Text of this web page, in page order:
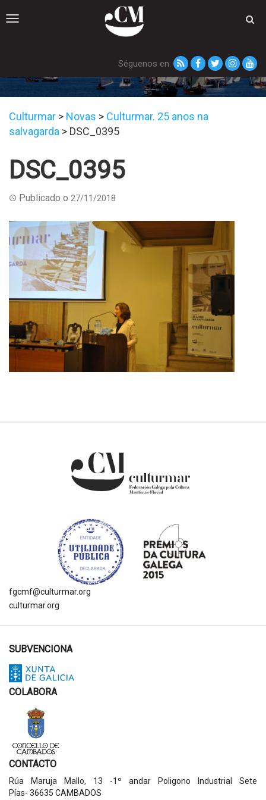
Toggle
Séguenos en:
DSC_0395
Culturmar > Novas > Culturmar. 25 anos na
salvagarda > DSC_0395
DSC_0395
Publicado o 27/11/2018
fgcmf@culturmar.org
culturmar.org
SUBVENCIONA
COLABORA
CONTACTO
Rúa Maruja Mallo, 13 -1º andar Poligono Industrial Sete
Pías- 36635 CAMBADOS